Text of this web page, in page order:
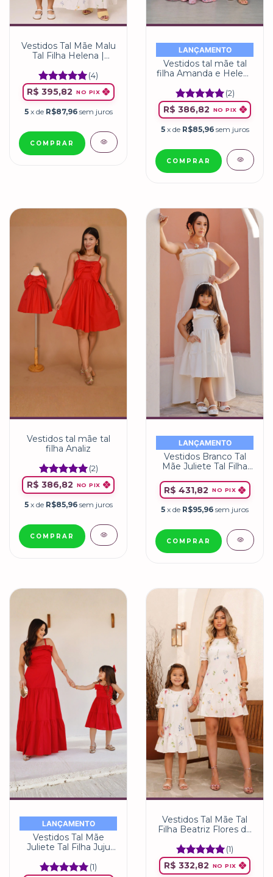
Vestidos Tal Mãe Malu
Tal Filha Helena |
Lis
(4)
R$ 395,82 NO PIX
5 x de R$87,96 sem juros
COMPRAR
LANÇAMENTO
Vestidos tal mãe tal
filha Amanda e Helena
(2)
R$ 386,82 NO PIX
5 x de R$85,96 sem juros
COMPRAR
Vestidos tal mãe tal
filha Analiz
(2)
R$ 386,82 NO PIX
5 x de R$85,96 sem juros
COMPRAR
LANÇAMENTO
Vestidos Branco Tal
Mãe Juliete Tal Filha
Li
R$ 431,82 NO PIX
5 x de R$95,96 sem juros
COMPRAR
LANÇAMENTO
Vestidos Tal Mãe
Juliete Tal Filha Juju
(1)
Vestidos Tal Mãe Tal
Filha Beatriz Flores do
(1)
R$ 332,82 NO PIX